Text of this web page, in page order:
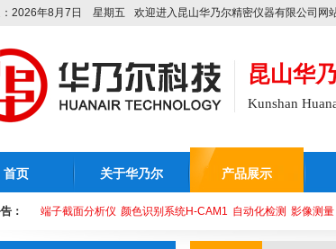
：2026年8月7日 星期五 欢迎进入昆山华乃尔精密仪器有限公司网
昆山华
Kunshan
首页 关于华乃尔 产品展示
： 端子截面分析仪 颜色识别系统H-CAM1 自动化检测 影像测量